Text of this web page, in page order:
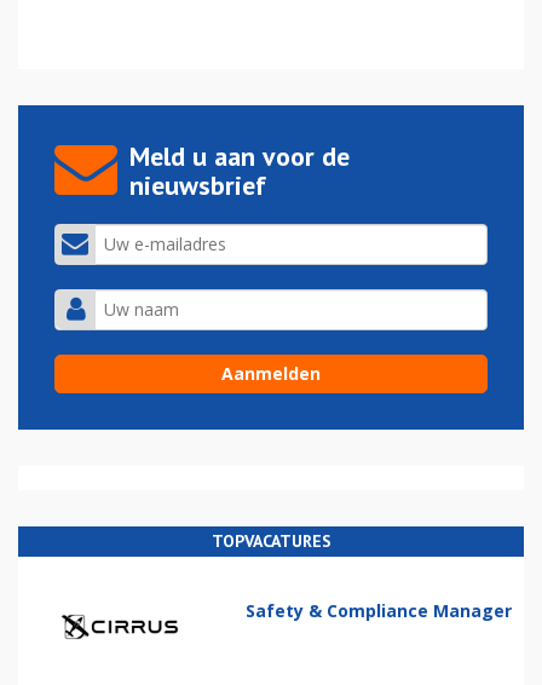
Meld u aan voor de
nieuwsbrief
TOPVACATURES
Safety & Compliance Manager